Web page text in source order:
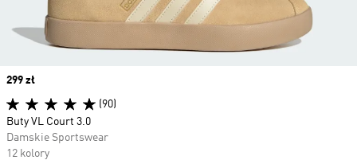
Price
299 zł
(90)
Buty VL Court 3.0
Damskie Sportswear
12 kolory